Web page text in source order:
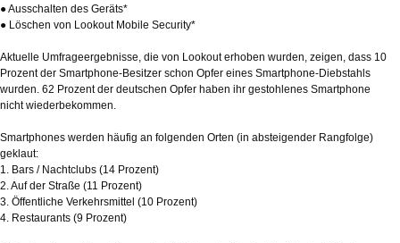
● Ausschalten des Geräts*
● Löschen von Lookout Mobile Security*
Aktuelle Umfrageergebnisse, die von Lookout erhoben wurden, zeigen, dass 10
Prozent der Smartphone-Besitzer schon Opfer eines Smartphone-Diebstahls
wurden. 62 Prozent der deutschen Opfer haben ihr gestohlenes Smartphone
nicht wiederbekommen.
Smartphones werden häufig an folgenden Orten (in absteigender Rangfolge)
geklaut:
1. Bars / Nachtclubs (14 Prozent)
2. Auf der Straße (11 Prozent)
3. Öffentliche Verkehrsmittel (10 Prozent)
4. Restaurants (9 Prozent)